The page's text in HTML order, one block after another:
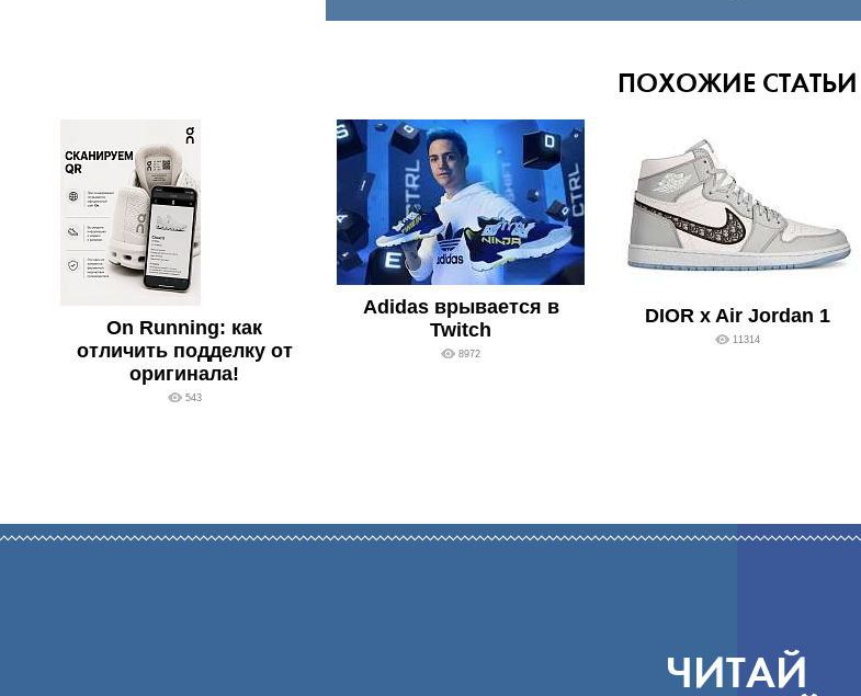
ПОХОЖИЕ СТАТЬИ
On Running: как
отличить подделку от
оригинала!
543
Adidas врывается в
Twitch
8972
DIOR x Air Jordan 1
11314
ЧИТАЙ